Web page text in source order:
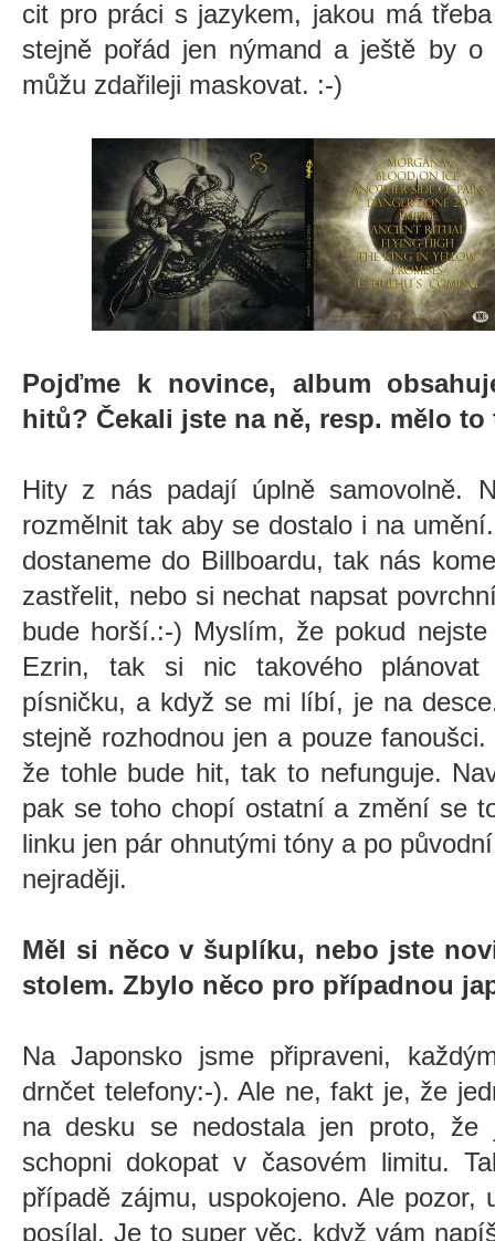
cit pro práci s jazykem, jakou má
stejně pořád jen nýmand a ještě by
můžu zdařileji maskovat. :-)
Pojďme k novince, album
hitů? Čekali jste na ně, resp. mělo to
Hity z nás padají úplně samovolně.
rozmělnit tak aby se dostalo i na
dostaneme do Billboardu, tak nás
zastřelit, nebo si nechat napsat
bude horší.:-) Myslím, že pokud nejste
Ezrin, tak si nic takového plánovat
písničku, a když se mi líbí, je na
stejně rozhodnou jen a pouze
že tohle bude hit, tak to nefunguje.
pak se toho chopí ostatní a změní se
linku jen pár ohnutými tóny a po
nejraději.
Měl si něco v šuplíku, nebo jste
stolem. Zbylo něco pro případnou
Na Japonsko jsme připraveni,
drnčet telefony:-). Ale ne, fakt je, že
na desku se nedostala jen proto,
schopni dokopat v časovém limitu.
případě zájmu, uspokojeno. Ale
posílal. Je to super věc, když vám